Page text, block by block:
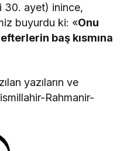
30. ayet) inince,
buyurdu ki: «Onu
baş kısmına
yazıların ve
Rahmanir-